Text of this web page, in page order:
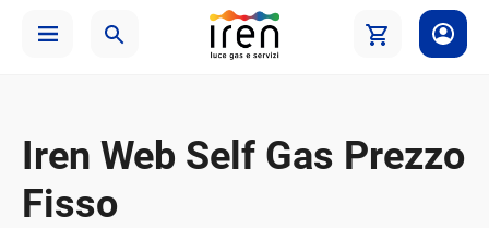
Iren Web Self Gas Prezzo
Fisso